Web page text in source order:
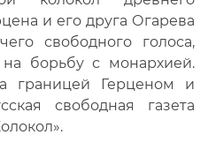
и его друга Огарева
свободного голоса,
борьбу с монархией.
границей Герценом и
свободная газета